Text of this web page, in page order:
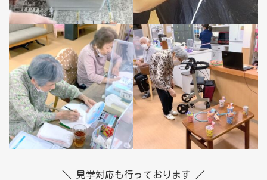
＼ 見学対応も行っております ／